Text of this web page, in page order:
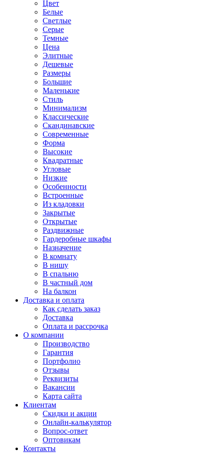
Цвет
Белые
Светлые
Серые
Темные
Цена
Элитные
Дешевые
Размеры
Большие
Маленькие
Стиль
Минимализм
Классические
Скандинавские
Современные
Форма
Высокие
Квадратные
Угловые
Низкие
Особенности
Встроенные
Из кладовки
Закрытые
Открытые
Раздвижные
Гардеробные шкафы
Назначение
В комнату
В нишу
В спальню
В частный дом
На балкон
Доставка и оплата
Как сделать заказ
Доставка
Оплата и рассрочка
О компании
Производство
Гарантия
Портфолио
Отзывы
Реквизиты
Вакансии
Карта сайта
Клиентам
Скидки и акции
Онлайн-калькулятор
Вопрос-ответ
Оптовикам
Контакты